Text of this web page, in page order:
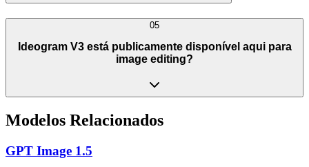
05
Ideogram V3 está publicamente disponível aqui para
image editing?
Modelos Relacionados
GPT Image 1.5